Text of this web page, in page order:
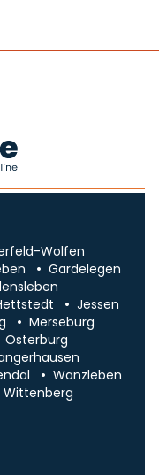
Wolfen
Gardelegen
Jessen
Merseburg
Osterburg
Wanzleben
Wittenberg